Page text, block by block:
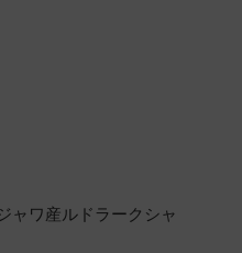
ャワ産ルドラークシャ